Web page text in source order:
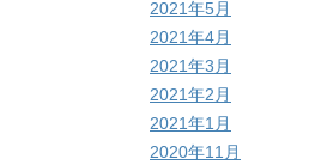
2021年5月
2021年4月
2021年3月
2021年2月
2021年1月
2020年11月